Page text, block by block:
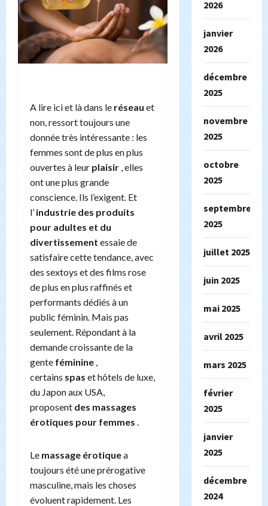
A lire ici et là dans le réseau et
non, ressort toujours une
donnée très intéressante : les
femmes sont de plus en plus
ouvertes à leur plaisir , elles
ont une plus grande
conscience. Ils l’exigent. Et
l’ industrie des produits
pour adultes et du
divertissement essaie de
satisfaire cette tendance, avec
des sextoys et des films rose
de plus en plus raffinés et
performants dédiés à un
public féminin. Mais pas
seulement. Répondant à la
demande croissante de la
gente féminine
certains spas et hôtels de luxe,
du Japon aux USA,
proposent des massages
érotiques pour femmes
Le massage érotiquea
toujours été une prérogative
masculine, mais les choses
évoluent rapidement. Les
2026
janvier
2026
décembre
2025
novembre
2025
octobre
2025
septembre
2025
juillet 2025
juin 2025
mai 2025
avril 2025
mars 2025
février
2025
janvier
2025
décembre
2024